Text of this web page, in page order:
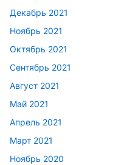
Декабрь 2021
Ноябрь 2021
Октябрь 2021
Сентябрь 2021
Август 2021
Май 2021
Апрель 2021
Март 2021
Ноябрь 2020